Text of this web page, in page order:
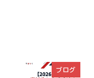
ブログ